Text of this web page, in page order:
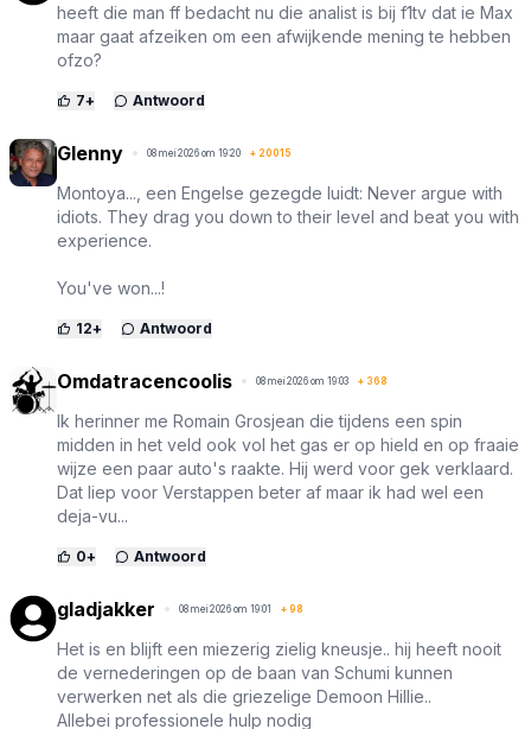
heeft die man ff bedacht nu die analist is bij f1tv dat ie Max
maar gaat afzeiken om een afwijkende mening te hebben
ofzo?
7+ Antwoord
Glenny 08 mei 2026 om 19:20 + 20015
Montoya..., een Engelse gezegde luidt: Never argue with
idiots. They drag you down to their level and beat you with
experience.
You've won...!
12+ Antwoord
Omdatracencoolis 08 mei 2026 om 19:03 + 368
Ik herinner me Romain Grosjean die tijdens een spin
midden in het veld ook vol het gas er op hield en op fraaie
wijze een paar auto's raakte. Hij werd voor gek verklaard.
Dat liep voor Verstappen beter af maar ik had wel een
deja-vu...
0+ Antwoord
gladjakker 08 mei 2026 om 19:01 + 98
Het is en blijft een miezerig zielig kneusje.. hij heeft nooit
de vernederingen op de baan van Schumi kunnen
verwerken net als die griezelige Demoon Hillie..
Allebei professionele hulp nodig